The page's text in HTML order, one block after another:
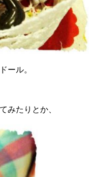
ール。
みたりとか、